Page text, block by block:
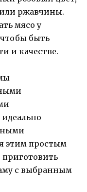
ржавчины.
мясо у
быть
и качестве.
этим простым
с выбранным